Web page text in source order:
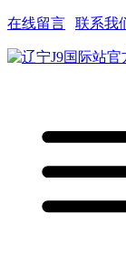
在线留言 联系我